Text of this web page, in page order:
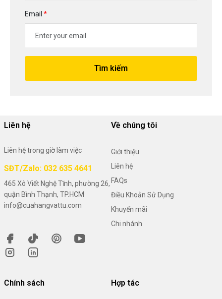
Email
Tìm kiếm
Liên hệ
Liên hệ trong giờ làm việc
SĐT/Zalo: 032 635 4641
465 Xô Viết Nghệ Tĩnh, phường 26,
quận Bình Thạnh, TP.HCM
info@cuahangvattu.com
Về chúng tôi
Giới thiệu
Liên hệ
FAQs
Điều Khoản Sử Dụng
Khuyến mãi
Chi nhánh
Chính sách Hợp tác